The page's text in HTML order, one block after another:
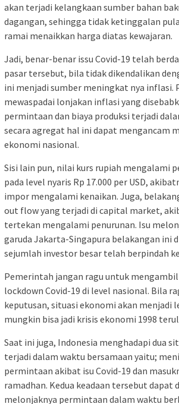
akan terjadi kelangkaan sumber bahan
dagangan, sehingga tidak ketinggalan
ramai menaikkan harga diatas kewajaran.
Jadi, benar-benar issu Covid-19 telah
pasar tersebut, bila tidak dikendalikan
ini menjadi sumber meningkat nya inflasi.
mewaspadai lonjakan inflasi yang
permintaan dan biaya produksi terjadi
secara agregat hal ini dapat mengancam
ekonomi nasional.
Sisi lain pun, nilai kurs rupiah mengalami
pada level nyaris Rp 17.000 per USD,
impor mengalami kenaikan. Juga,
out flow yang terjadi di capital market,
tertekan mengalami penurunan. Isu
garuda Jakarta-Singapura belakangan ini
sejumlah investor besar telah berpindah
Pemerintah jangan ragu untuk
lockdown Covid-19 di level nasional. Bila
keputusan, situasi ekonomi akan menjadi
mungkin bisa jadi krisis ekonomi 1998
Saat ini juga, Indonesia menghadapi dua
terjadi dalam waktu bersamaan yaitu;
permintaan akibat isu Covid-19 dan
ramadhan. Kedua keadaan tersebut dapat
melonjaknya permintaan dalam waktu